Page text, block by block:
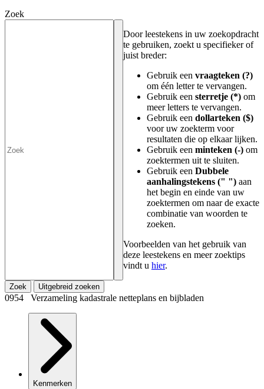
Zoek
Door leestekens in uw zoekopdracht
te gebruiken, zoekt u specifieker of
juist breder:
Gebruik een vraagteken (?)
om één letter te vervangen.
Gebruik een sterretje (*) om
meer letters te vervangen.
Gebruik een dollarteken ($)
voor uw zoekterm voor
resultaten die op elkaar lijken.
Gebruik een minteken (-) om
zoektermen uit te sluiten.
Gebruik een Dubbele
aanhalingstekens (" ") aan
het begin en einde van uw
zoektermen om naar de exacte
combinatie van woorden te
zoeken.
Voorbeelden van het gebruik van
deze leestekens en meer zoektips
vindt u hier.
Zoek Uitgebreid zoeken
0954 Verzameling kadastrale netteplans en bijbladen
Kenmerken